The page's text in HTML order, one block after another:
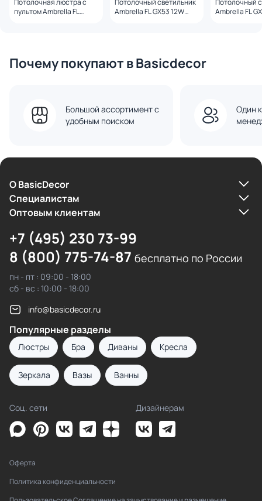
Потолочная люстра с
пультом Ambrella FL
Потолочный светильник
Ambrella FL GX53 12W
Потолочный
Ambrella FL
Почему покупают в Basicdecor
Большой ассортимент с
удобным поиском
Один
О BasicDecor
Cпециалистам
Оптовым клиентам
+7 (495) 230 73-99
8 (800) 775-74-87 бесплатно по России
пн - пт : 09:00 - 18:00
сб - вс : 10:00 - 18:00
info@basicdecor.ru
Популярные разделы
Люстры Бра Диваны Кресла
Зеркала Вазы Ванны
Соц. сети Дизайнерам
Оферта
Политика конфиденциальности